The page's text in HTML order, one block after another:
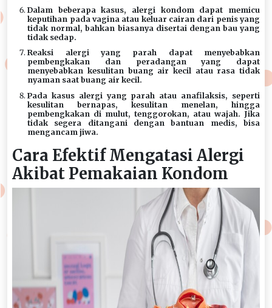
Dalam beberapa kasus, alergi kondom dapat memicu
keputihan pada vagina atau keluar cairan dari penis yang
tidak normal, bahkan biasanya disertai dengan bau yang
tidak sedap.
Reaksi alergi yang parah dapat menyebabkan
pembengkakan dan peradangan yang dapat
menyebabkan kesulitan buang air kecil atau rasa tidak
nyaman saat buang air kecil.
Pada kasus alergi yang parah atau anafilaksis, seperti
kesulitan bernapas, kesulitan menelan, hingga
pembengkakan di mulut, tenggorokan, atau wajah. Jika
tidak segera ditangani dengan bantuan medis, bisa
mengancam jiwa.
Cara Efektif Mengatasi Alergi
Akibat Pemakaian Kondom